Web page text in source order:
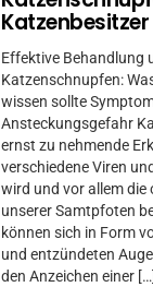
Effektive Behandlung
Katzenschnupfen:
wissen sollte
Ansteckungsgefahr
ernst zu nehmende
verschiedene Viren
wird und vor allem die
unserer Samtpfoten
können sich in Form
und entzündeten
den Anzeichen einer […]